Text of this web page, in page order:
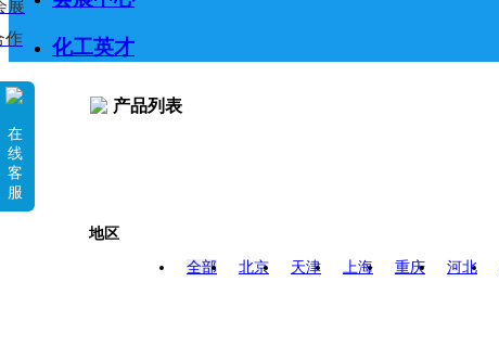
化工英才
展
作
在
线
客
服
产品列表
地区
全部 北京 天津 上海 重庆 河北